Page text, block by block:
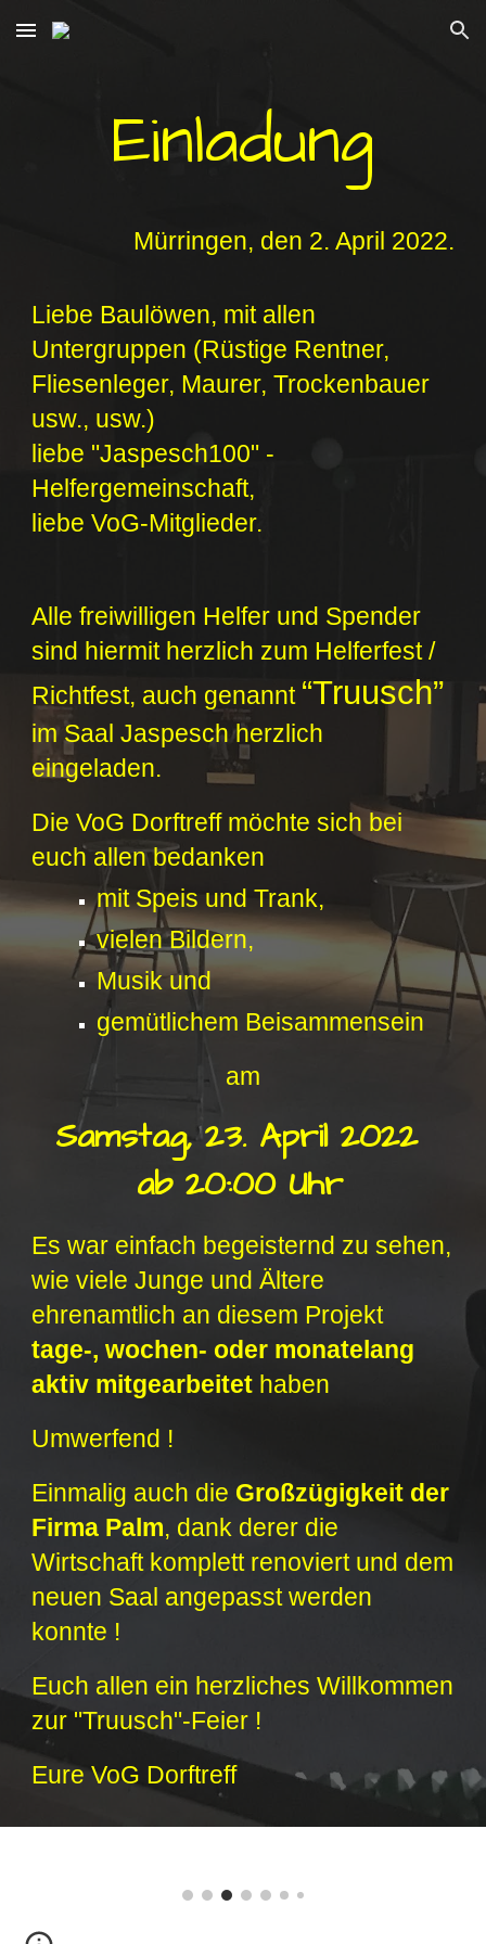
Skip to main content Skip to navigation
Einladung
Mürringen, den 2. April 2022.
Liebe Baulöwen, mit allen
Untergruppen (Rüstige Rentner,
Fliesenleger, Maurer, Trockenbauer
usw., usw.)
liebe "Jaspesch100" -
Helfergemeinschaft,
liebe VoG-Mitglieder.
Alle freiwilligen Helfer und Spender
sind hiermit herzlich zum Helferfest /
Richtfest, auch genannt “Truusch”
im Saal Jaspesch herzlich
eingeladen.
Die VoG Dorftreff möchte sich bei
euch allen bedanken
mit Speis und Trank,
vielen Bildern,
Musik und
gemütlichem Beisammensein
am
Samstag, 23. April 2022
ab 20:00 Uhr
Es war einfach begeisternd zu sehen,
wie viele Junge und Ältere
ehrenamtlich an diesem Projekt
tage-, wochen- oder monatelang
aktiv mitgearbeitet haben
Umwerfend !
Einmalig auch die Großzügigkeit der
Firma Palm, dank derer die
Wirtschaft komplett renoviert und dem
neuen Saal angepasst werden
konnte !
Euch allen ein herzlichesWillkommen
zur "Truusch"-Feier !
Eure VoG Dorftreff